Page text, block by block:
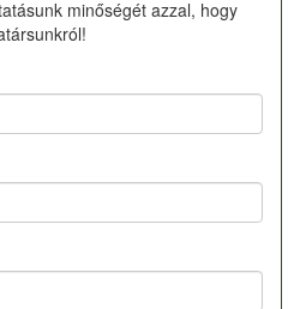
minőségét azzal, hogy